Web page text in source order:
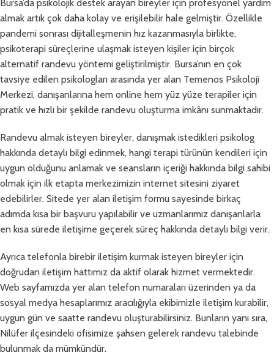
Bursa’da psikolojik destek arayan bireyler için profesyonel yardım
almak artık çok daha kolay ve erişilebilir hale gelmiştir. Özellikle
pandemi sonrası dijitalleşmenin hız kazanmasıyla birlikte,
psikoterapi süreçlerine ulaşmak isteyen kişiler için birçok
alternatif randevu yöntemi geliştirilmiştir. Bursa’nın en çok
tavsiye edilen psikologları arasında yer alan Temenos Psikoloji
Merkezi, danışanlarına hem online hem yüz yüze terapiler için
pratik ve hızlı bir şekilde randevu oluşturma imkânı sunmaktadır.
Randevu almak isteyen bireyler, danışmak istedikleri psikolog
hakkında detaylı bilgi edinmek, hangi terapi türünün kendileri için
uygun olduğunu anlamak ve seansların içeriği hakkında bilgi sahibi
olmak için ilk etapta merkezimizin internet sitesini ziyaret
edebilirler. Sitede yer alan iletişim formu sayesinde birkaç
adımda kısa bir başvuru yapılabilir ve uzmanlarımız danışanlarla
en kısa sürede iletişime geçerek süreç hakkında detaylı bilgi verir.
Ayrıca telefonla birebir iletişim kurmak isteyen bireyler için
doğrudan iletişim hattımız da aktif olarak hizmet vermektedir.
Web sayfamızda yer alan telefon numaraları üzerinden ya da
sosyal medya hesaplarımız aracılığıyla ekibimizle iletişim kurabilir,
uygun gün ve saatte randevu oluşturabilirsiniz. Bunların yanı sıra,
Nilüfer ilçesindeki ofisimize şahsen gelerek randevu talebinde
bulunmak da mümkündür.